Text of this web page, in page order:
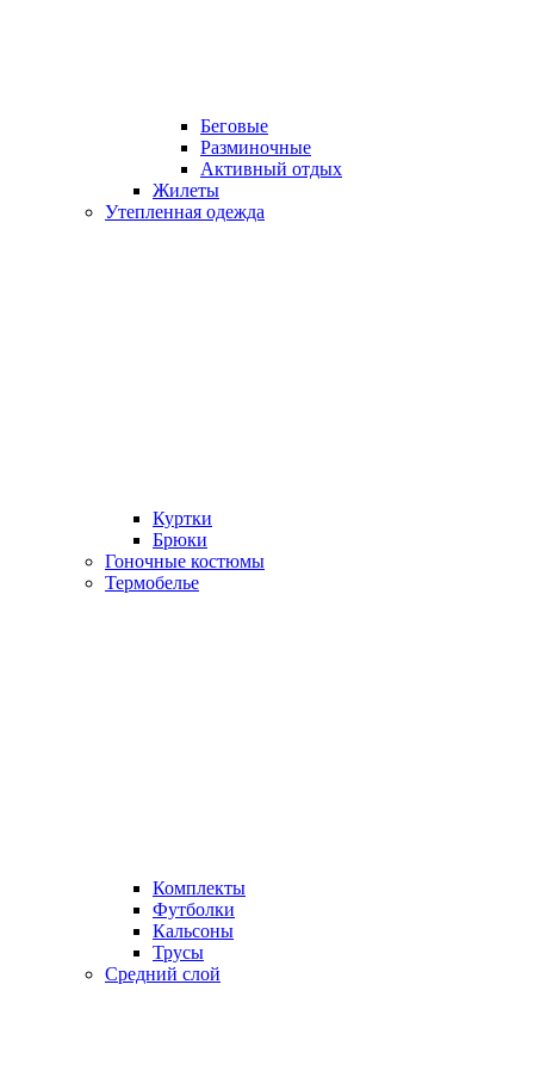
Беговые
Разминочные
Активный отдых
Жилеты
Утепленная одежда
Куртки
Брюки
Гоночные костюмы
Термобелье
Комплекты
Футболки
Кальсоны
Трусы
Средний слой